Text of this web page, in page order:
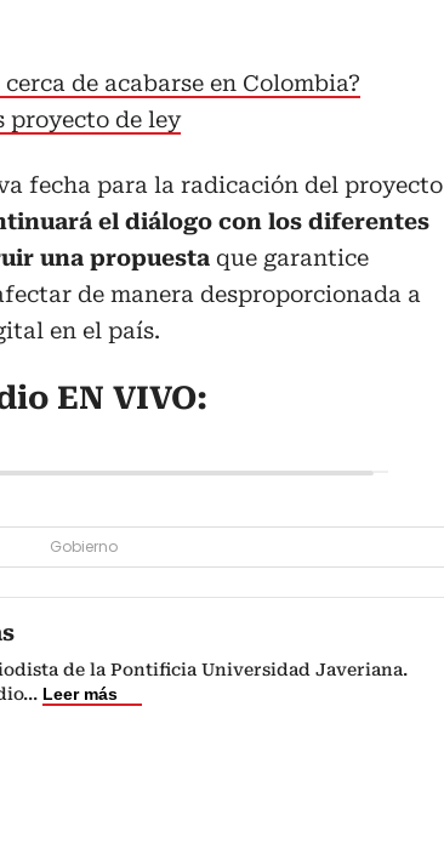
cerca de acabarse en Colombia?
proyecto de ley
fecha para la radicación del proyecto
el diálogo con los diferentes
una propuesta que garantice
de manera desproporcionada a
en el país.
EN VIVO:
Gobierno
de la Pontificia Universidad Javeriana.
... Leer más